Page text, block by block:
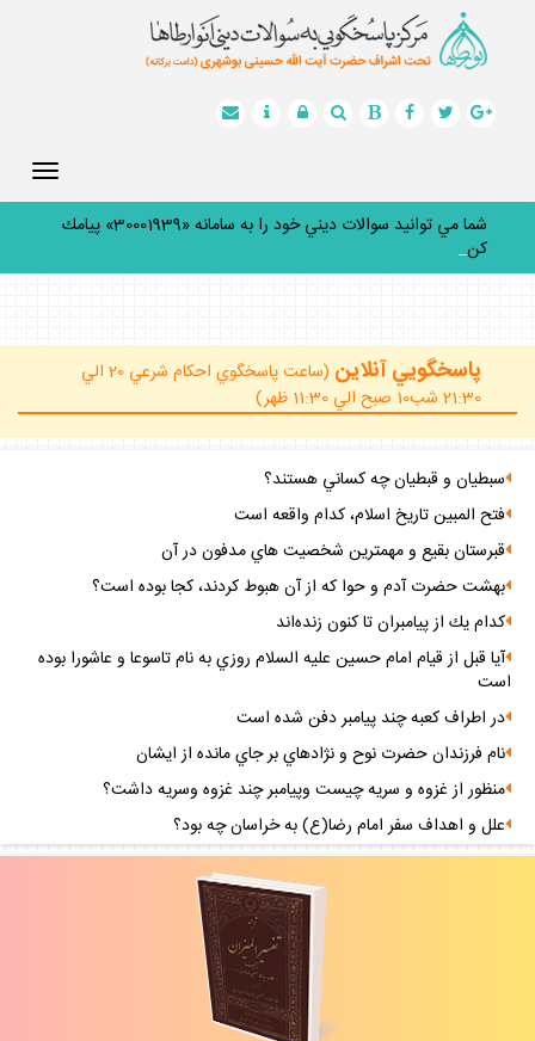
شما مي توانيد سوالات ديني خود را به سامانه «30001939» پيامك
كنيد_
پاسخگويي آنلاين
(ساعت پاسخگوي احكام شرعي 20 الي
21:30 شب10 صبح الي 11:30 ظهر)
سبطيان و قبطيان چه كساني هستند؟
فتح المبين تاريخ اسلام، كدام واقعه است
قبرستان بقيع و مهمترين شخصيت هاي مدفون در آن
بهشت حضرت آدم و حوا كه از آن هبوط كردند، كجا بوده است؟
كدام يك از پيامبران تا كنون زنده‌اند
آيا قبل از قيام امام حسين عليه السلام روزي به نام تاسوعا و عاشورا بوده
است
در اطراف كعبه چند پيامبر دفن شده‌ است
نام فرزندان حضرت نوح و نژادهاي بر جاي مانده از ايشان
منظور از غزوه و سريه چيست وپيامبر چند غزوه وسريه داشت؟
علل و اهداف سفر امام رضا(ع) به خراسان چه بود؟